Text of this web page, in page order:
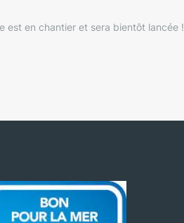
est en chantier et sera bientôt lancée !